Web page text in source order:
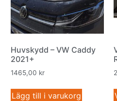
Huvskydd – VW Caddy
2021+
1465,00 kr
Lägg till i varukorg